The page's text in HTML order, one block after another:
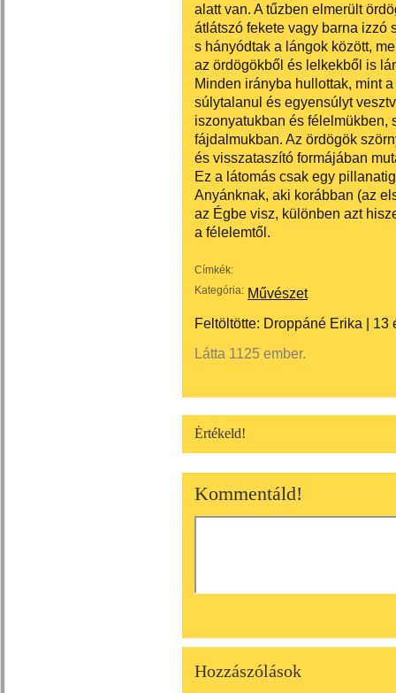
alatt van. A tűzben elmerült
átlátszó fekete vagy barna izzó
s hányódtak a lángok között,
az ördögökből és lelkekből is
Minden irányba hullottak, mint
súlytalanul és egyensúlyt
iszonyatukban és félelmükben,
fájdalmukban. Az ördögök
és visszataszító formájában
Ez a látomás csak egy
Anyánknak, aki korábban (az
az Égbe visz, különben azt
a félelemtől.
Címkék:
Kategória: Művészet
Feltöltötte: Droppáné Erika | 13
Látta 1125 ember.
Értékeld!
Kommentáld!
Hozzászólások